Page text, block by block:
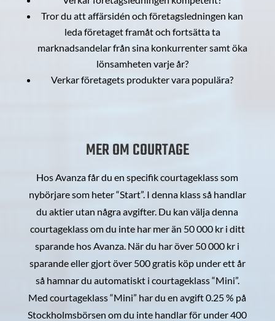
Tror du att affärsidén och företagsledningen kan
leda företaget framåt och fortsätta ta
marknadsandelar från sina konkurrenter samt öka
lönsamheten varje år?
Verkar företagets produkter vara populära?
MER OM COURTAGE
Hos Avanza får du en specifik courtageklass som
nybörjare som heter “Start”. I denna klass så handlar
du aktier utan några avgifter. Du kan välja denna
courtageklass om du inte har mer än 50 000 kr i ditt
sparande hos Avanza. När du har över 50 000 kr i
sparande eller gjort över 500 gratis köp under ett år
så hamnar du automatiskt i courtageklass “Mini”.
Med courtageklass “Mini” har du en avgift 0.25 % på
Stockholmsbörsen om du inte handlar för under 400